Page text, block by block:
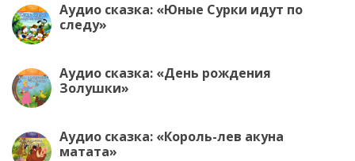
Аудио сказка: «Юные Сурки идут по
следу»
Аудио сказка: «День рождения
Золушки»
Аудио сказка: «Король-лев акуна
матата»